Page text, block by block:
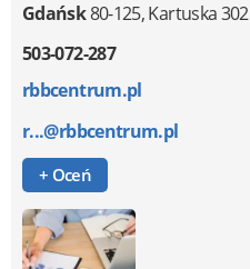
Gdańsk80-125,Kartuska 302
503-072-287
rbbcentrum.pl
r...@rbbcentrum.pl
+ Oceń